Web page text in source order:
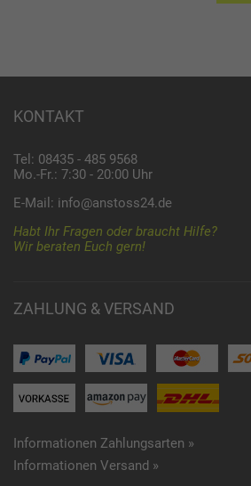
KONTAKT
Tel: 08435 - 485 9568
Mo.-Fr.: 7:30 - 20:00 Uhr
E-Mail: info@anstoss24.de
Habt Ihr Fragen oder braucht Hilfe?
Wir beraten Euch gern!
ZAHLUNG & VERSAND
Informationen Zahlungsarten »
Informationen Versand »